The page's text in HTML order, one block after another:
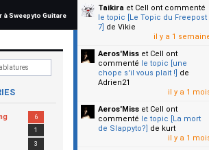
à Sweepyto Guitare
1
1
6
1
3
Taikira et Cell ont commenté
le topic [Le Topic du Freepost
7] de Vikie
il y a 1
Aeros'Miss et Cell ont
commenté le topic [une
chope s'il vous plait !] de
Adrien21
il y a 1
Aeros'Miss et Cell ont
commenté le topic [La mort
de Slappyto?] de kurt
il y a 1